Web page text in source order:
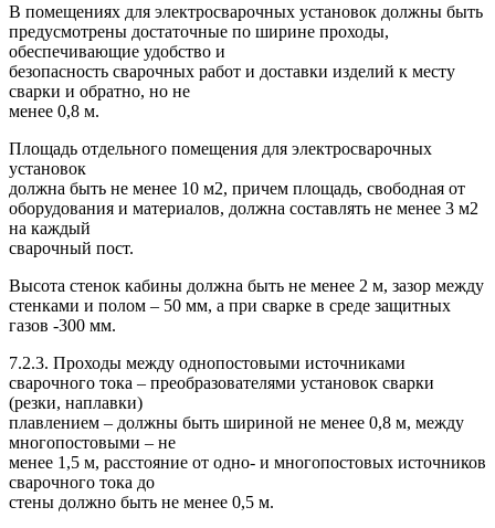
В помещениях для электросварочных установок должны быть
предусмотрены достаточные по ширине проходы,
обеспечивающие удобство и
безопасность сварочных работ и доставки изделий к месту
сварки и обратно, но не
менее 0,8 м.
Площадь отдельного помещения для электросварочных
установок
должна быть не менее 10 м2, причем площадь, свободная от
оборудования и материалов, должна составлять не менее 3 м2
на каждый
сварочный пост.
Высота стенок кабины должна быть не менее 2 м, зазор между
стенками и полом – 50 мм, а при сварке в среде защитных
газов -300 мм.
7.2.3. Проходы между однопостовыми источниками
сварочного тока – преобразователями установок сварки
(резки, наплавки)
плавлением – должны быть шириной не менее 0,8 м, между
многопостовыми – не
менее 1,5 м, расстояние от одно- и многопостовых источников
сварочного тока до
стены должно быть не менее 0,5 м.